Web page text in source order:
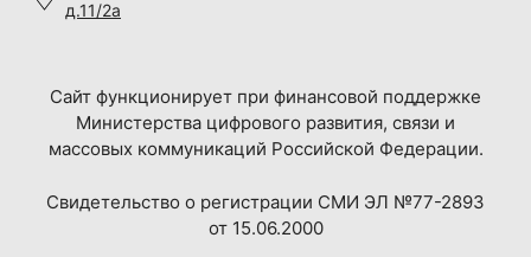
д.11/2а
Сайт функционирует при финансовой поддержке
Министерства цифрового развития, связи и
массовых коммуникаций Российской Федерации.
Свидетельство о регистрации СМИ ЭЛ №77-2893
от 15.06.2000